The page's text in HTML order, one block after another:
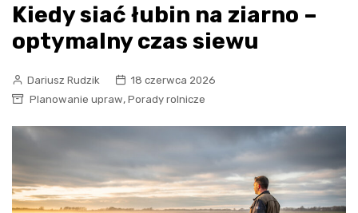
Kiedy siać łubin na ziarno –
optymalny czas siewu
Dariusz Rudzik
18 czerwca 2026
Planowanie upraw, Porady rolnicze